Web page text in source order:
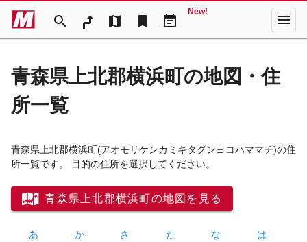
search map bookmark event_note
New! menu
青森県上北郡横浜町の地図・住
所一覧
青森県上北郡横浜町(アオモリケンカミキタグンヨコハママチ)の住
所一覧です。 目的の住所を選択してください。
青森県上北郡横浜町の地図を見る
あ か さ た な は